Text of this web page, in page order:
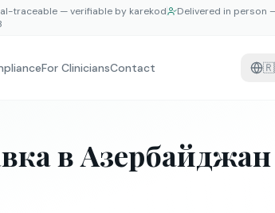
traceable — verifiable by karekod Delivered in person
For CliniciansContact
в Азербайджан